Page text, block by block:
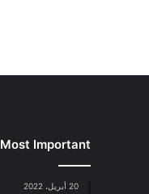
Most Important
20 أبريل، 2022